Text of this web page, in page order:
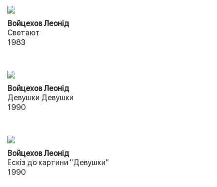
Войцехов Леонід
Светают
1983
Войцехов Леонід
Девушки Девушки
1990
Войцехов Леонід
Ескіз до картини "Девушки"
1990